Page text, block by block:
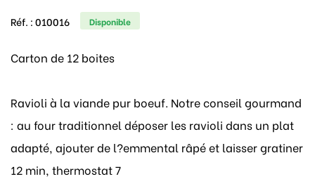
Réf. :010016 Disponible
Carton de 12 boites
Ravioli à la viande pur boeuf. Notre conseil gourmand
: au four traditionnel déposer les ravioli dans un plat
adapté, ajouter de l?emmental râpé et laisser gratiner
12 min, thermostat 7